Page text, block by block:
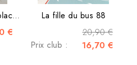
Même la nuit laisse place à...
€
La fille du bus 88
20,90 €
Prix club : 16,70 €